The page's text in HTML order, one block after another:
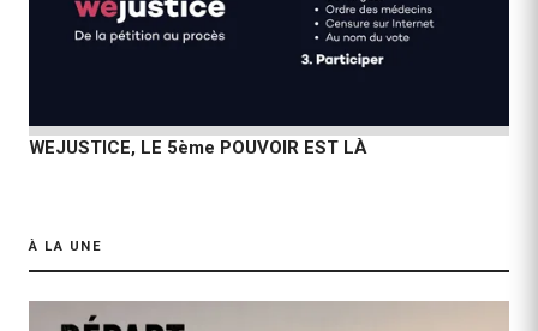
WEJUSTICE, LE 5ème POUVOIR EST LÀ
À LA UNE